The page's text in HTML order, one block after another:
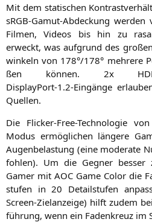
Mit dem sta­ti­schen
sRGB-Gamut-Abde­ckung
Fil­men, Vide­os bis hin zu
erweckt, was auf­grund des
win­keln von 178°/178° meh­re­re
ßen kön­nen. 2x
DisplayPort‑1.2‑Eingänge
Quellen.
Die Fli­cker-Free-Tech­no­lo­gie von
Modus ermög­li­chen län­ge­re
Augen­be­las­tung (eine mode­ra­te
foh­len). Um die Geg­ner bes­ser
Gamer mit AOC Game Color die
stu­fen in 20 Detail­stu­fen
Screen-Ziel­an­zei­ge) hilft zudem
füh­rung, wenn ein Faden­kreuz im